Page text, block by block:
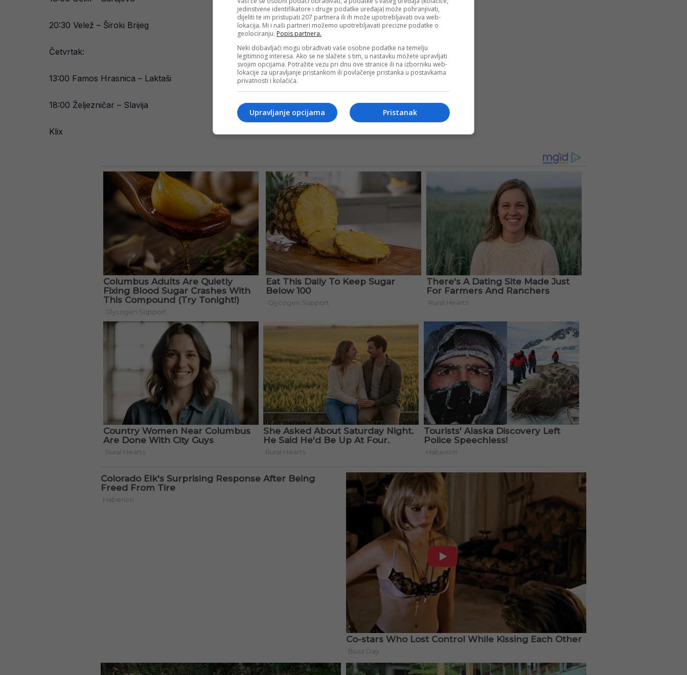
20:30 Velež – Široki Brijeg
Četvrtak:
13:00 Famos Hrasnica – Laktaši
18:00 Željezničar – Slavija
Klix
jedinstvene identifikatore i druge podatke uređaja) može pohranjivati,
dijeliti te im pristupati 207 partnera ili ih može upotrebljavati ova web-
lokacija. Mi i naši partneri možemo upotrebljavati precizne podatke o
geolociranju. Popis partnera.
Neki dobavljači mogu obrađivati vaše osobne podatke na temelju
legitimnog interesa. Ako se ne slažete s tim, u nastavku možete upravljati
svojim opcijama. Potražite vezu pri dnu ove stranice ili na izborniku web-
lokacije za upravljanje pristankom ili povlačenje pristanka u postavkama
privatnosti i kolačića.
Pristanak
Upravljanje opcijama